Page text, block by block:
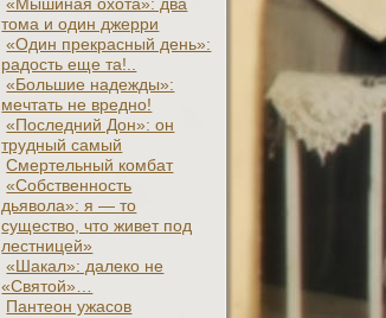
тома и один джерри
«Один прекрасный день»:
радость еще та!..
«Большие надежды»:
мечтать не вредно!
«Последний Дон»: он
трудный самый
Смертельный комбат
«Собственность
дьявола»: я — то
существо, что живет под
лестницей»
«Шакал»: далеко не
«Святой»…
Пантеон ужасов